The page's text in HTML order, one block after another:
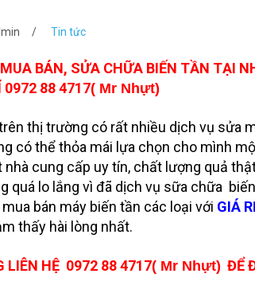
/ Tin tức
BÁN, SỬA CHỮA BIẾN TẦN TẠI
0972 88 4717( Mr Nhựt)
thị trường có rất nhiều dịch vụ sửa
có thể thỏa mái lựa chọn cho mình
cung cấp uy tín, chất lượng quả
quá lo lắng vì đã dịch vụ sữa chữa
bán máy biến tần các loại với GIÁ
thấy hài lòng nhất.
LIÊN HỆ 0972 88 4717( Mr Nhựt) ĐỂ